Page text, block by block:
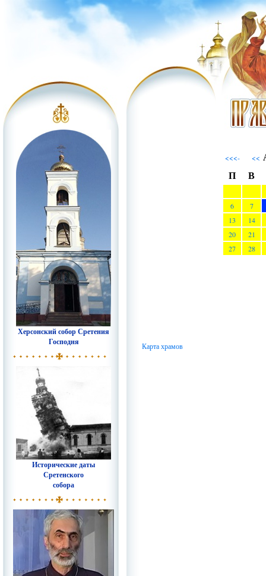
Херсонский собор Сретения
Господня
Исторические даты
Сретенского
собора
<<<- <<
П
В
6
7
13
14
20
21
27
28
Карта храмов